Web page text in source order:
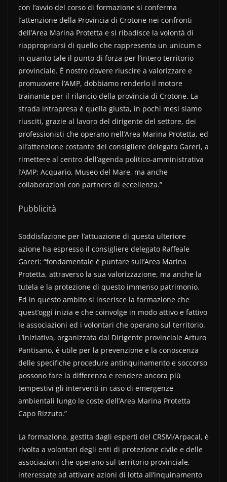
con l’avvio del corso di formazione si conferma
l’attenzione della Provincia di Crotone nei confronti
dell’Area Marina Protetta e si ribadisce la volontà di
riappropriarsi di quello che rappresenta un unicum e
in quanto tale il punto di forza per l’intero territorio
provinciale. È nostro dovere riuscire a valorizzare e
promuovere l’AMP, dobbiamo renderlo il motore
trainante per il rilancio della provincia di Crotone. La
strada intrapresa è quella giusta, in pochi mesi siamo
riusciti, grazie al lavoro del dirigente del settore, dei
professionisti che operano nell’Area Marina Protetta, ed
all’attenzione costante del consigliere delegato Gareri, a
rimettere al centro dell’agenda politico-amministrativa
l’AMP: Acquario, Museo del Mare, ma anche
collaborazioni con partners di eccellenza.”
Pubblicità
Soddisfazione per l’attuazione di questa ulteriore
azione ha espresso il consigliere delegato Raffeale
Gareri: “fondamentale è puntare sull’Area Marina
Protetta, attraverso la sua valorizzazione, ma anche la
tutela e la protezione di questo immenso patrimonio.
Ed in questo ambito si inserisce la formazione che
quest’oggi inizia e che coinvolge in modo attivo e fattivo
le associazioni ed i volontari che operano sul territorio.
L’iniziativa, organizzata dal Dirigente provinciale Arturo
Pantisano, è utile per la prevenzione e la conoscenza
delle specifiche procedure antinquinamento e soccorso
possono fare la differenza e rendere ancora più
tempestivi gli interventi in caso di emergenze
ambientali lungo le coste dell’Area Marina Protetta
Capo Rizzuto.”
La formazione, gestita dagli esperti del CRSM/Arpacal, è
rivolta a volontari degli enti di protezione civile e delle
associazioni che operano sul territorio provinciale,
interessate ad attivare azioni di lotta all’inquinamento